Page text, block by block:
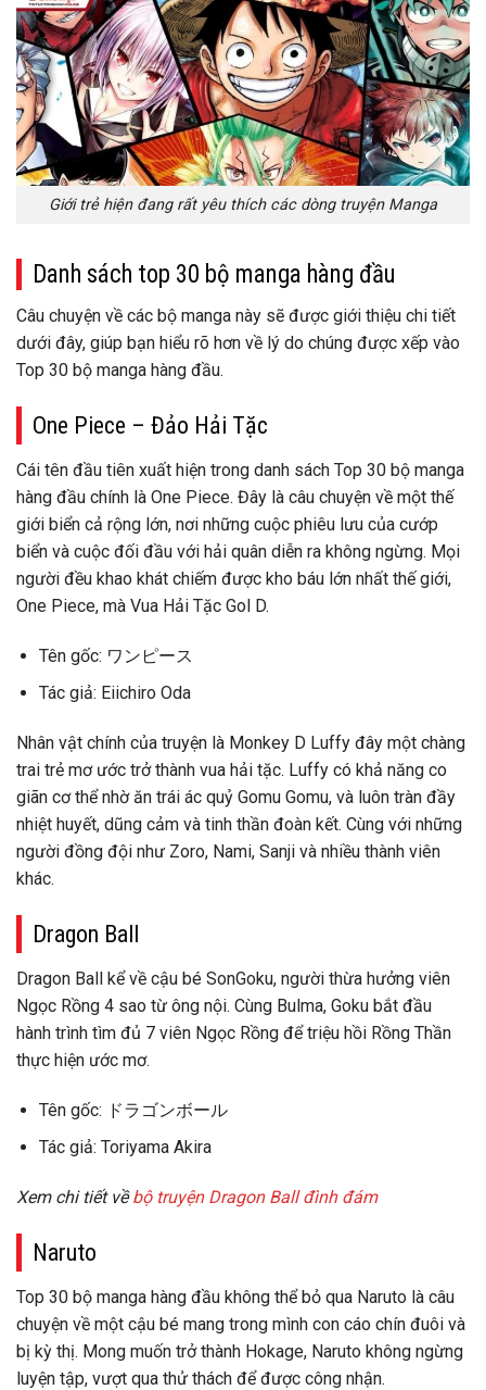
Giới trẻ hiện đang rất yêu thích các dòng truyện Manga
Danh sách top 30 bộ manga hàng đầu
Câu chuyện về các bộ manga này sẽ được giới thiệu chi tiết
dưới đây, giúp bạn hiểu rõ hơn về lý do chúng được xếp vào
Top 30 bộ manga hàng đầu.
One Piece – Đảo Hải Tặc
Cái tên đầu tiên xuất hiện trong danh sách Top 30 bộ manga
hàng đầu chính là One Piece. Đây là câu chuyện về một thế
giới biển cả rộng lớn, nơi những cuộc phiêu lưu của cướp
biển và cuộc đối đầu với hải quân diễn ra không ngừng. Mọi
người đều khao khát chiếm được kho báu lớn nhất thế giới,
One Piece, mà Vua Hải Tặc Gol D.
Tên gốc: ワンピース
Tác giả: Eiichiro Oda
Nhân vật chính của truyện là Monkey D Luffy đây một chàng
trai trẻ mơ ước trở thành vua hải tặc. Luffy có khả năng co
giãn cơ thể nhờ ăn trái ác quỷ Gomu Gomu, và luôn tràn đầy
nhiệt huyết, dũng cảm và tinh thần đoàn kết. Cùng với những
người đồng đội như Zoro, Nami, Sanji và nhiều thành viên
khác.
Dragon Ball
Dragon Ball kể về cậu bé SonGoku, người thừa hưởng viên
Ngọc Rồng 4 sao từ ông nội. Cùng Bulma, Goku bắt đầu
hành trình tìm đủ 7 viên Ngọc Rồng để triệu hồi Rồng Thần
thực hiện ước mơ.
Tên gốc: ドラゴンボール
Tác giả: Toriyama Akira
Xem chi tiết vềbộ truyện Dragon Ball đình đám
Naruto
Top 30 bộ manga hàng đầu không thể bỏ qua Naruto là câu
chuyện về một cậu bé mang trong mình con cáo chín đuôi và
bị kỳ thị. Mong muốn trở thành Hokage, Naruto không ngừng
luyện tập, vượt qua thử thách để được công nhận.